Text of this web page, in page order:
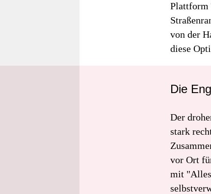
Plattform
von der
diese
Die
Der
stark
vor Ort
mit